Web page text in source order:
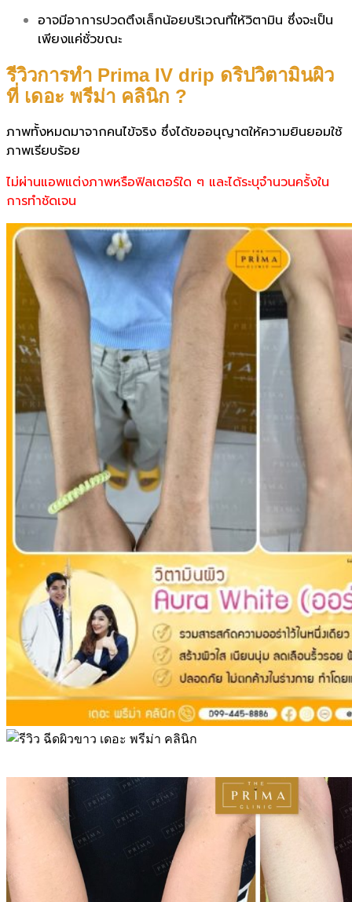
อาจมีอาการปวดตึงเล็กน้อยบริเวณที่ให้วิตามิน ซึ่งจะเป็น
เพียงแค่ชั่วขณะ
รีวิวการทำ Prima IV drip ดริปวิตามินผิว
ที่ เดอะ พรีม่า คลินิก ?
ภาพทั้งหมดมาจากคนไข้จริง ซึ่งได้ขออนุญาตให้ความยินยอมใช้
ภาพเรียบร้อย
ไม่ผ่านแอพแต่งภาพหรือฟิลเตอร์ใด ๆ และได้ระบุจำนวนครั้งใน
การทำชัดเจน